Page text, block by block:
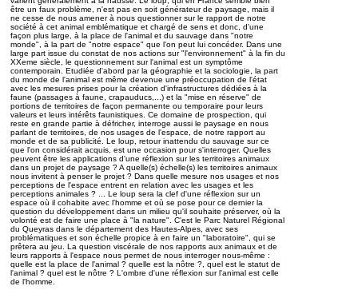
être un faux problème, n'est pas en soit générateur de paysage, mais il
ne cesse de nous amener à nous questionner sur le rapport de notre
société à cet animal emblématique et chargé de sens et donc, d'une
façon plus large, à la place de l'animal et du sauvage dans "notre
monde", à la part de "notre espace" que l'on peut lui concéder. Dans une
large part issue du constat de nos actions sur "l'environnement" à la fin du
XXeme siècle, le questionnement sur l'animal est un symptôme
contemporain. Etudiée d'abord par la géographie et la sociologie, la part
du monde de l'animal est même devenue une préoccupation de l'état
avec les mesures prises pour la création d'infrastructures dédiées à la
faune (passages à faune, crapauducs,...) et la "mise en réserve" de
portions de territoires de façon permanente ou temporaire pour leurs
valeurs et leurs intérêts faunistiques. Ce domaine de prospection, qui
reste en grande partie à défricher, interroge aussi le paysage en nous
parlant de territoires, de nos usages de l'espace, de notre rapport au
monde et de sa publicité. Le loup, retour inattendu du sauvage sur ce
que l'on considérait acquis, est une occasion pour s'interroger. Quelles
peuvent être les applications d'une réflexion sur les territoires animaux
dans un projet de paysage ? A quelle(s) échelle(s) les territoires animaux
nous invitent à penser le projet ? Dans quelle mesure nos usages et nos
perceptions de l'espace entrent en relation avec les usages et les
perceptions animales ? ... Le loup sera la clef d'une réflexion sur un
espace où il cohabite avec l'homme et où se pose pour ce dernier la
question du développement dans un milieu qu'il souhaite préserver, où la
volonté est de faire une place à "la nature". C'est le Parc Naturel Régional
du Queyras dans le département des Hautes-Alpes, avec ses
problématiques et son échelle propice à en faire un "laboratoire", qui se
prêtera au jeu. La question viscérale de nos rapports aux animaux et de
leurs rapports à l'espace nous permet de nous interroger nous-même :
quelle est la place de l'animal ? quelle est la nôtre ?, quel est le statut de
l'animal ? quel est le nôtre ? L'ombre d'une réflexion sur l'animal est celle
de l'homme.